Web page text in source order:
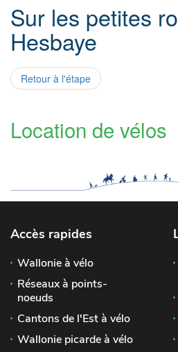
Sur les petites
Hesbaye
Retour à l'étape
Location de vélos
Accès rapides
Wallonie à vélo
Réseaux à points-
noeuds
Cantons de l'Est à vélo
Wallonie picarde à vélo